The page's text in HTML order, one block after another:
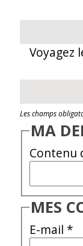
Voyagez
Les champs
MA
Contenu
MES
E-mail *